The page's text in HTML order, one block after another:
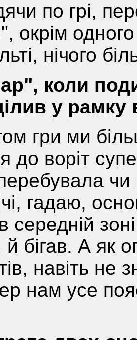
по грі,
окрім
нічого
коли
у рамку
гри ми
до воріт
гадаю,
середній
й бігав. А як
навіть не
нам усе